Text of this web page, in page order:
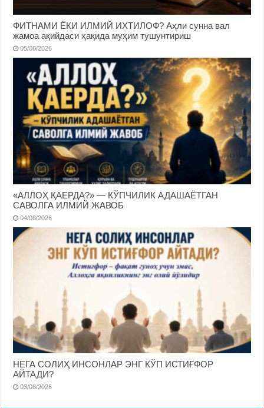
ФИТНАМИ ЁКИ ИЛМИЙ ИХТИЛОФ? Аҳли сунна вал
жамоа ақийдаси ҳақида муҳим тушунтириш
05/08/2026
«АЛЛОҲ ҚАЕРДА?» — КЎПЧИЛИК АДАШАЁТГАН
САВОЛГА ИЛМИЙ ЖАВОБ
04/08/2026
НЕГА СОЛИҲ ИНСОНЛАР ЭНГ КЎП ИСТИҒФОР
АЙТАДИ?
03/08/2026